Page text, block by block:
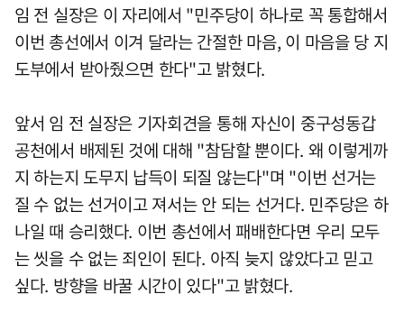
임 전 실장은 이 자리에서 "민주당이 하나로 꼭 통합해서
이번 총선에서 이겨 달라는 간절한 마음, 이 마음을 당 지
도부에서 받아줬으면 한다"고 밝혔다.
앞서 임 전 실장은 기자회견을 통해 자신이 중구성동갑
공천에서 배제된 것에 대해 "참담할 뿐이다. 왜 이렇게까
지 하는지 도무지 납득이 되질 않는다"며 "이번 선거는
질 수 없는 선거이고 져서는 안 되는 선거다. 민주당은 하
나일 때 승리했다. 이번 총선에서 패배한다면 우리 모두
는 씻을 수 없는 죄인이 된다. 아직 늦지 않았다고 믿고
싶다. 방향을 바꿀 시간이 있다"고 밝혔다.